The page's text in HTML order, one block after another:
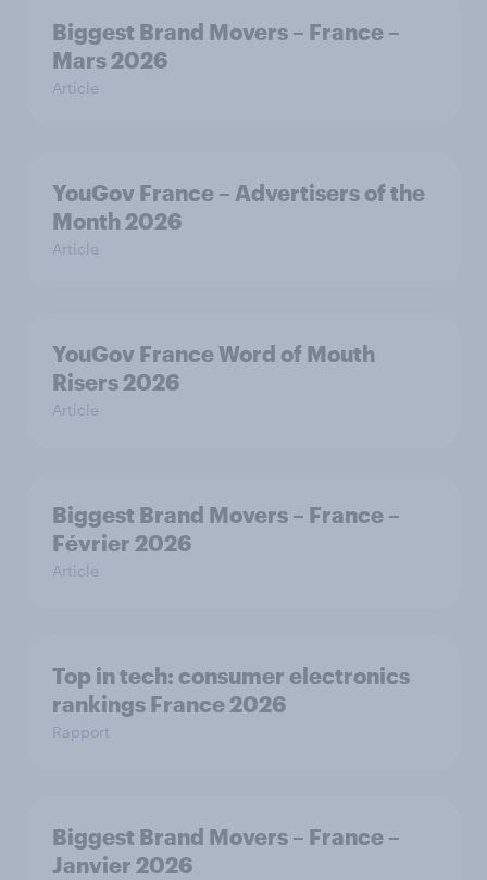
Biggest Brand Movers – France –
Mars 2026
Article
YouGov France – Advertisers of the
Month 2026
Article
YouGov France Word of Mouth
Risers 2026
Article
Biggest Brand Movers – France –
Février 2026
Article
Top in tech: consumer electronics
rankings France 2026
Rapport
Biggest Brand Movers – France –
Janvier 2026